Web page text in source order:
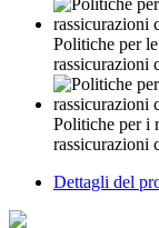
Politiche per
rassicurazioni
Politiche per i
rassicurazioni
Dettagli del